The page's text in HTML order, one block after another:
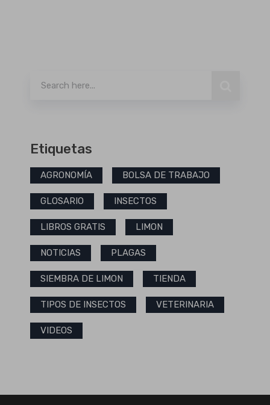
Etiquetas
AGRONOMÍA BOLSA DE TRABAJO
GLOSARIO INSECTOS
LIBROS GRATIS LIMON
NOTICIAS PLAGAS
SIEMBRA DE LIMON TIENDA
TIPOS DE INSECTOS VETERINARIA
VIDEOS